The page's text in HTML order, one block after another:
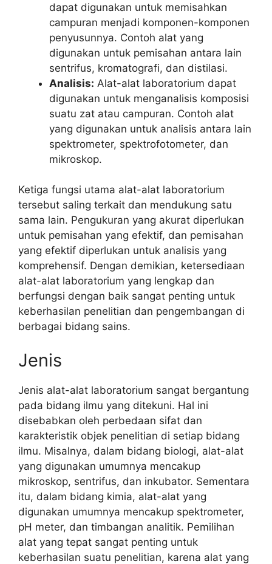
dapat digunakan untuk memisahkan
campuran menjadi komponen-komponen
penyusunnya. Contoh alat yang
digunakan untuk pemisahan antara lain
sentrifus, kromatografi, dan distilasi.
Analisis: Alat-alat laboratorium dapat
digunakan untuk menganalisis komposisi
suatu zat atau campuran. Contoh alat
yang digunakan untuk analisis antara lain
spektrometer, spektrofotometer, dan
mikroskop.
Ketiga fungsi utama alat-alat laboratorium
tersebut saling terkait dan mendukung satu
sama lain. Pengukuran yang akurat diperlukan
untuk pemisahan yang efektif, dan pemisahan
yang efektif diperlukan untuk analisis yang
komprehensif. Dengan demikian, ketersediaan
alat-alat laboratorium yang lengkap dan
berfungsi dengan baik sangat penting untuk
keberhasilan penelitian dan pengembangan di
berbagai bidang sains.
Jenis
Jenis alat-alat laboratorium sangat bergantung
pada bidang ilmu yang ditekuni. Hal ini
disebabkan oleh perbedaan sifat dan
karakteristik objek penelitian di setiap bidang
ilmu. Misalnya, dalam bidang biologi, alat-alat
yang digunakan umumnya mencakup
mikroskop, sentrifus, dan inkubator. Sementara
itu, dalam bidang kimia, alat-alat yang
digunakan umumnya mencakup spektrometer,
pH meter, dan timbangan analitik. Pemilihan
alat yang tepat sangat penting untuk
keberhasilan suatu penelitian, karena alat yang